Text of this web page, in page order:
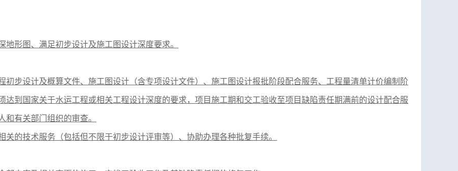
地形图、满足初步设计及施工图设计深度要求。
初步设计及概算文件、施工图设计（含专项设计文件）、施工图设计报批阶段配合服务、工程量清单计价编制阶
达到国家关于水运工程或相关工程设计深度的要求，项目施工期和交工验收至项目缺陷责任期满前的设计配合服
和有关部门组织的审查。
关的技术服务（包括但不限于初步设计评审等）、协助办理各种批复手续。